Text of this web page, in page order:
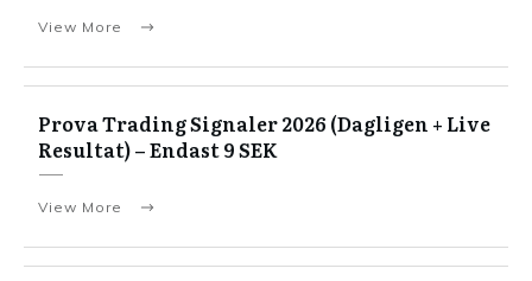
View More
Prova Trading Signaler 2026 (Dagligen + Live
Resultat) – Endast 9 SEK
View More